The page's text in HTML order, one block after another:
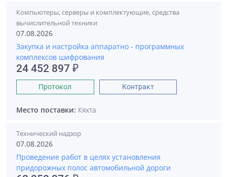
Компьютеры, серверы и комплектующие, средства
вычислительной техники
07.08.2026
Закупка и настройка аппаратно - программных
комплексов шифрования
24 452 897 ₽
Протокол Контракт
Место поставки: Кяхта
Технический надзор
07.08.2026
Проведение работ в целях установления
придорожных полос автомобильной дороги